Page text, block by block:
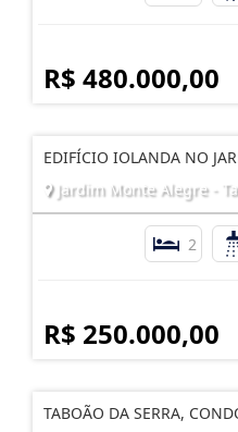
R$ 480.000,00
EDIFÍCIO IOLANDA NO
Jardim Monte Alegre -
2
R$ 250.000,00
TABOÃO DA SERRA,